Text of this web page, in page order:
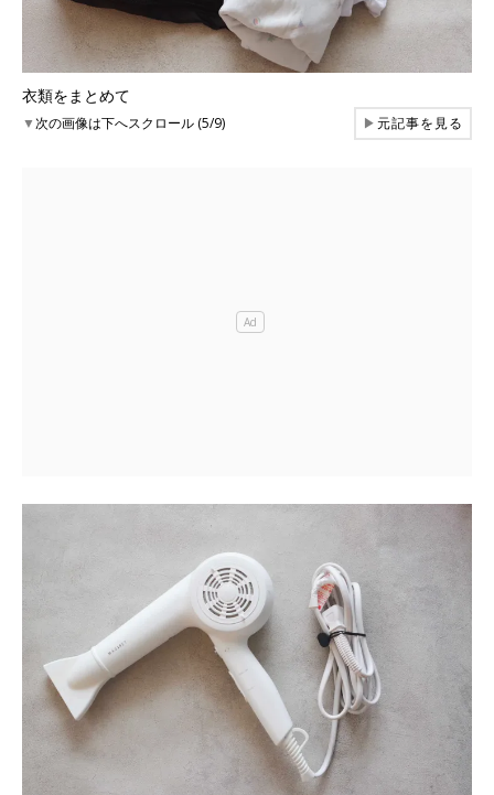
衣類をまとめて
▼次の画像は下へスクロール (5/9) ▶元記事を見る